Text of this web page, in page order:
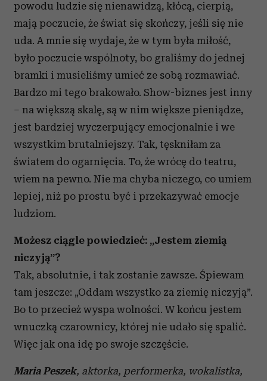
powodu ludzie się nienawidzą, kłócą, cierpią,
mają poczucie, że świat się skończy, jeśli się nie
uda. A mnie się wydaje, że w tym była miłość,
było poczucie wspólnoty, bo graliśmy do jednej
bramki i musieliśmy umieć ze sobą rozmawiać.
Bardzo mi tego brakowało. Show-biznes jest inny
– na większą skalę, są w nim większe pieniądze,
jest bardziej wyczerpujący emocjonalnie i we
wszystkim brutalniejszy. Tak, tęskniłam za
światem do ogarnięcia. To, że wrócę do teatru,
wiem na pewno. Nie ma chyba niczego, co umiem
lepiej, niż po prostu być i przekazywać emocje
ludziom.
Możesz ciągle powiedzieć: „Jestem ziemią
niczyją”?
Tak, absolutnie, i tak zostanie zawsze. Śpiewam
tam jeszcze: „Oddam wszystko za ziemię niczyją”.
Bo to przecież wyspa wolności. W końcu jestem
wnuczką czarownicy, której nie udało się spalić.
Więc jak ona idę po swoje szczęście.
Maria Peszek, aktorka, performerka, wokalistka,